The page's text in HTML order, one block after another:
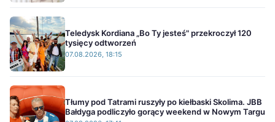
Teledysk Kordiana „Bo Ty jesteś" przekroczył 120
tysięcy odtworzeń
07.08.2026, 18:15
Tłumy pod Tatrami ruszyły po kiełbaski Skolima. JBB
Bałdyga podliczyło gorący weekend w Nowym Targu